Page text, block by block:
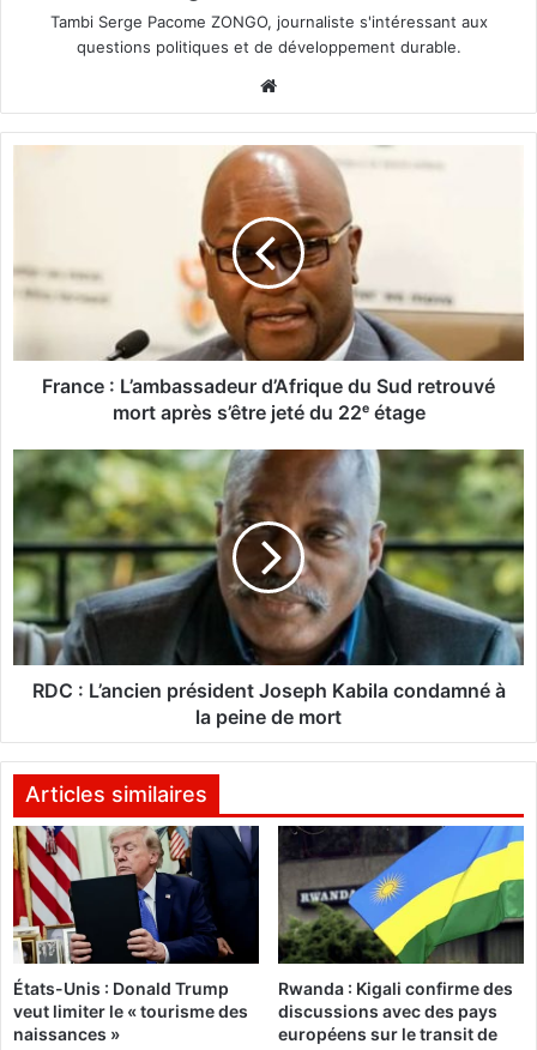
Tambi Serge Pacome ZONGO, journaliste s'intéressant aux
questions politiques et de développement durable.
bsi
te
’
s
s
a
d
e
r
d
r
u
e
d
u
S
d
r
e
France : L’ambassadeur d’Afrique du Sud retrouvé
mort après s’être jeté du 22ᵉ étage
D
C
:
L
’
a
n
c
n
p
é
s
i
d
e
n
J
o
s
RDC : L’ancien président Joseph Kabila condamné à
la peine de mort
Articles similaires
États-Unis : Donald Trump
veut limiter le « tourisme des
naissances »
Rwanda : Kigali confirme des
discussions avec des pays
européens sur le transit de